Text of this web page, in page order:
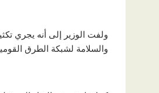
ولفت الوزير إلى أنه يجري
والسلامة لشبكة الطرق